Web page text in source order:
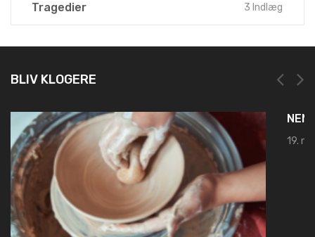
Tragedier 3 Indlæg
BLIV KLOGERE
NEM OG HURTIG REGISTRERING HOS LEI REGISTER
19. marts 2025